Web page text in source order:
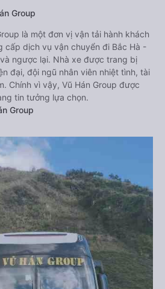
Group
là một đơn vị vận tải hành khách
cấp dịch vụ vận chuyển đi Bắc Hà -
ngược lại. Nhà xe được trang bị
đại, đội ngũ nhân viên nhiệt tình, tài
Chính vì vậy, Vũ Hán Group được
tin tưởng lựa chọn.
Group